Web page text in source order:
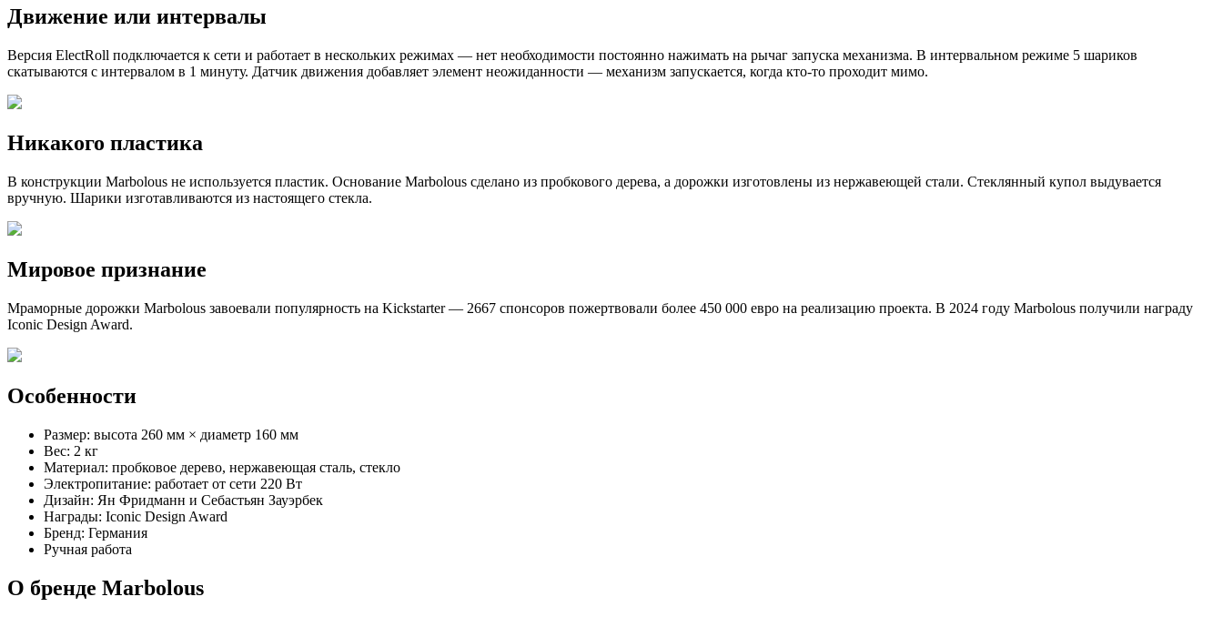
Движение или интервалы
Версия ElectRoll подключается к сети и работает в нескольких режимах — нет необходимости постоянно нажимать на рычаг запуска механизма. В интервальном режиме 5 шариков
скатываются с интервалом в 1 минуту. Датчик движения добавляет элемент неожиданности — механизм запускается, когда кто-то проходит мимо.
Никакого пластика
В конструкции Marbolous не используется пластик. Основание Marbolous сделано из пробкового дерева, а дорожки изготовлены из нержавеющей стали. Стеклянный купол выдувается
вручную. Шарики изготавливаются из настоящего стекла.
Мировое признание
Мраморные дорожки Marbolous завоевали популярность на Kickstarter — 2667 спонсоров пожертвовали более 450 000 евро на реализацию проекта. В 2024 году Marbolous получили награду
Iconic Design Award.
Особенности
Размер: высота 260 мм × диаметр 160 мм
Вес: 2 кг
Материал: пробковое дерево, нержавеющая сталь, стекло
Электропитание: работает от сети 220 Вт
Дизайн: Ян Фридманн и Себастьян Зауэрбек
Награды: Iconic Design Award
Бренд: Германия
Ручная работа
О бренде Marbolous